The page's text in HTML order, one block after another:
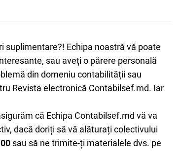
suplimentare?! Echipa noastră vă poate
sau aveți o părere personală
din domeniu contabilității sau
Revista electronică Contabilsef.md. Iar
că Echipa Contabilsef.md vă va
dacă doriți să vă alăturați colectivului
sau să ne trimite-ți materialele dvs. pe